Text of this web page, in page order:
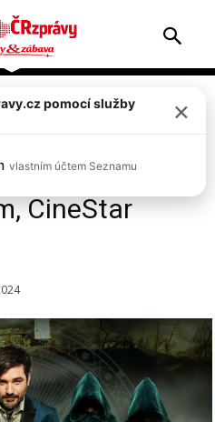
Top 2
O
je
CineStar
pomocí služby
×
vlastním účtem Seznamu